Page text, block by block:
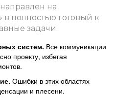
направлен на
в полностью готовый к
задачи:
систем. Все коммуникации
проекту, избегая
Ошибки в этих областях
и плесени.